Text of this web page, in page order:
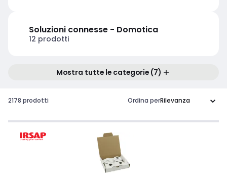
Soluzioni connesse - Domotica
12 prodotti
Mostra tutte le categorie (7)
2178 prodotti Ordina per